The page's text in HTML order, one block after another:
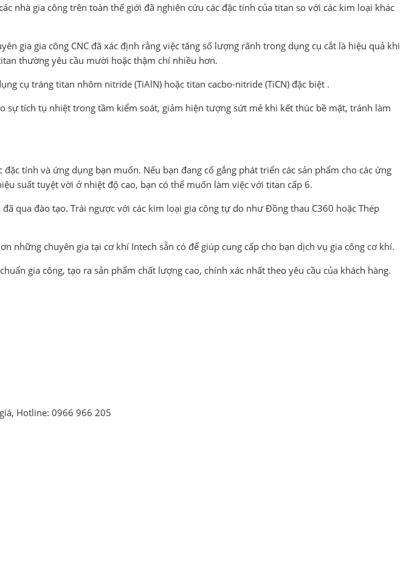
nhà gia công trên toàn thế giới đã nghiên cứu các đặc tính của titan so với các kim loại khác
gia gia công CNC đã xác định rằng việc tăng số lượng rãnh trong dụng cụ cắt là hiệu quả khi
thường yêu cầu mười hoặc thậm chí nhiều hơn.
cụ tráng titan nhôm nitride (TiAlN) hoặc titan cacbo-nitride (TiCN) đặc biệt .
sự tích tụ nhiệt trong tầm kiểm soát, giảm hiện tượng sứt mẻ khi kết thúc bề mặt, tránh làm
tính và ứng dụng bạn muốn. Nếu bạn đang cố gắng phát triển các sản phẩm cho các ứng
suất tuyệt vời ở nhiệt độ cao, bạn có thể muốn làm việc với titan cấp 6.
qua đào tạo. Trái ngược với các kim loại gia công tự do như Đồng thau C360 hoặc Thép
chuyên gia tại cơ khí Intech sẵn có để giúp cung cấp cho bạn dịch vụ gia công cơ khí.
gia công, tạo ra sản phẩm chất lượng cao, chính xác nhất theo yêu cầu của khách hàng.
Hotline: 0966 966 205